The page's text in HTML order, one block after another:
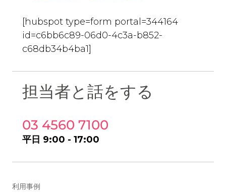
[hubspot type=form portal=344164
id=c6bb6c89-06d0-4c3a-b852-
c68db34b4ba1]
担当者と話をする
03 4560 7100
平日 9:00 - 17:00
利用事例